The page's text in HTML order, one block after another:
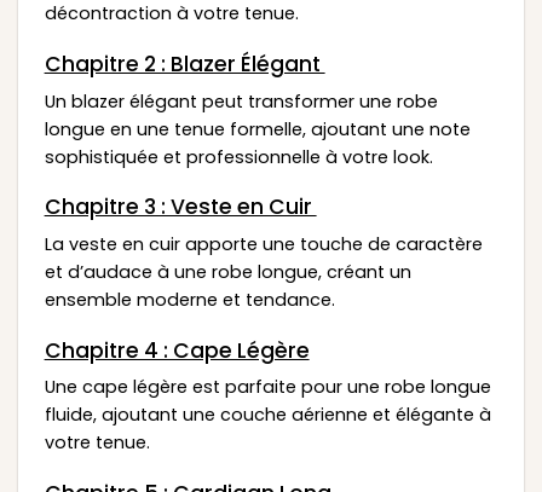
décontraction à votre tenue.
Chapitre 2 : Blazer Élégant
Un blazer élégant peut transformer une robe
longue en une tenue formelle, ajoutant une note
sophistiquée et professionnelle à votre look.
Chapitre 3 : Veste en Cuir
La veste en cuir apporte une touche de caractère
et d’audace à une robe longue, créant un
ensemble moderne et tendance.
Chapitre 4 : Cape Légère
Une cape légère est parfaite pour une robe longue
fluide, ajoutant une couche aérienne et élégante à
votre tenue.